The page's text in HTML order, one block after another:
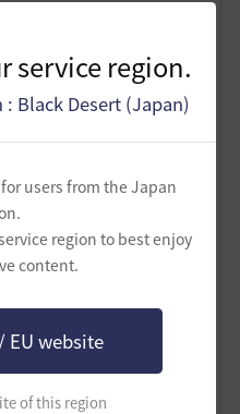
service region.
: Black Desert (Japan)
users from the Japan
region to best enjoy
content.
EU website
of this region
体（1）
2）
3）
、ロックゴーレム ～各約
（3）
1）